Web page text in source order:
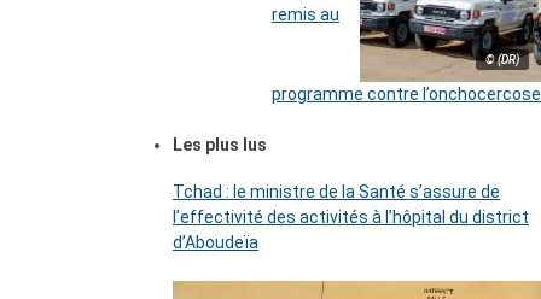
© (DR)
remis au
programme contre l’onchocercose
Les plus lus
Tchad : le ministre de la Santé s’assure de
l’effectivité des activités à l’hôpital du district
d’Aboudeïa